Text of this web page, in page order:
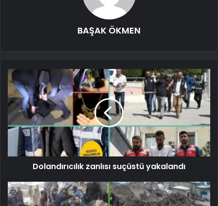
BAŞAK ÖKMEN
Dolandırıcılık zanlısı suçüstü yakalandı